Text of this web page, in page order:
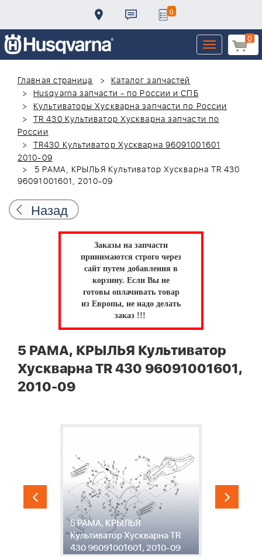
0
0
Toggle
navigation
Главная страница
Каталог запчастей
Husqvarna запчасти - по России и СПБ
Культиваторы Хускварна запчасти по России
TR 430 Культиватор Хускварна запчасти по
России
TR430 Культиватор Хускварна 96091001601
2010-09
5 РАМА, КРЫЛЬЯ Культиватор Хускварна TR 430
96091001601, 2010-09
Назад
Заказы на запчасти
принимаются строго через
сайт путем добавления в
корзину. Если Вы не
готовы оплачивать товар
из Европы, не надо делать
заказ !!!
5 РАМА, КРЫЛЬЯ Культиватор
Хускварна TR 430 96091001601,
2010-09
5 РАМА, КРЫЛЬЯ
Культиватор Хускварна TR
430 96091001601, 2010-09